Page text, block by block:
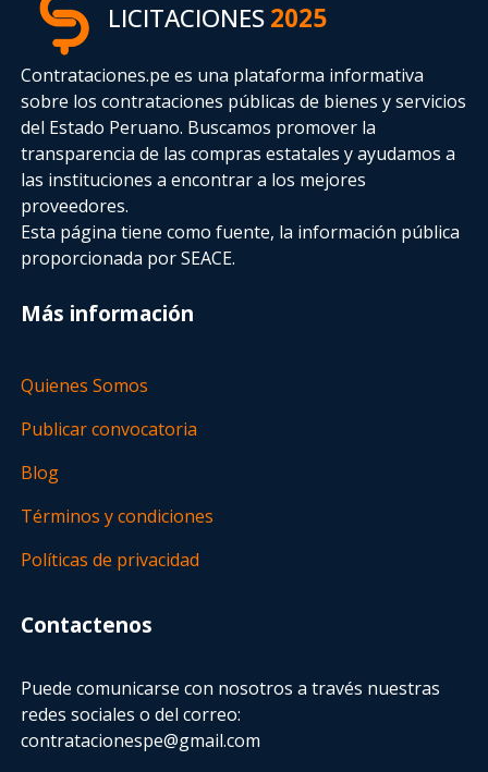
LICITACIONES2025
Contrataciones.pe es una plataforma informativa
sobre los contrataciones públicas de bienes y servicios
del Estado Peruano. Buscamos promover la
transparencia de las compras estatalesy ayudamos a
las instituciones a encontrar a los mejores
proveedores.
Esta página tiene como fuente, la información pública
proporcionada por SEACE.
Más información
Quienes Somos
Publicar convocatoria
Blog
Términos y condiciones
Políticas de privacidad
Contactenos
Puede comunicarse con nosotros a través nuestras
redes sociales o del correo:
contratacionespe@gmail.com